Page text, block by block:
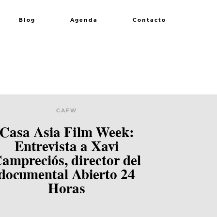
Blog Agenda Contacto
CAFW
Casa Asia Film Week:
Entrevista a Xavi
director del
Abierto 24
Horas